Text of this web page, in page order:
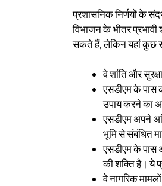
प्रशासनिक निर्णयों के
विभाजन के भीतर
सकते हैं, लेकिन यहां कुछ
वे शांति और
एसडीएम के पास
उपाय करने का
एसडीएम अपने
भूमि से संबंधित
एसडीएम के पास
की शक्ति है। ये
वे नागरिक